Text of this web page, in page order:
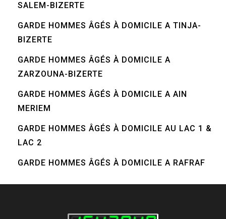
SALEM-BIZERTE
GARDE HOMMES ÂGÉS À DOMICILE A TINJA-
BIZERTE
GARDE HOMMES ÂGÉS À DOMICILE A
ZARZOUNA-BIZERTE
GARDE HOMMES ÂGÉS À DOMICILE A AIN
MERIEM
GARDE HOMMES ÂGÉS À DOMICILE AU LAC 1 &
LAC 2
GARDE HOMMES ÂGÉS À DOMICILE A RAFRAF